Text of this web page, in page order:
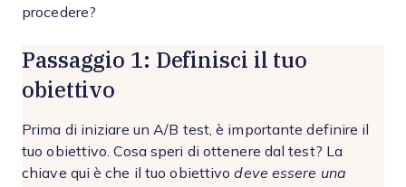
procedere?
Passaggio 1: Definisci il tuo
obiettivo
Prima di iniziare un A/B test, è importante definire il
tuo obiettivo. Cosa speri di ottenere dal test? La
chiave qui è che il tuo obiettivodeve essere una